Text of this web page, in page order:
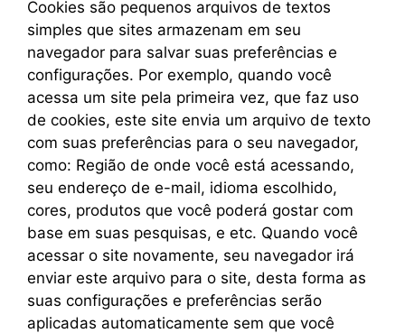
Cookies são pequenos arquivos de textos
simples que sites armazenam em seu
navegador para salvar suas preferências e
configurações. Por exemplo, quando você
acessa um site pela primeira vez, que faz uso
de cookies, este site envia um arquivo de texto
com suas preferências para o seu navegador,
como: Região de onde você está acessando,
seu endereço de e-mail, idioma escolhido,
cores, produtos que você poderá gostar com
base em suas pesquisas, e etc. Quando você
acessar o site novamente, seu navegador irá
enviar este arquivo para o site, desta forma as
suas configurações e preferências serão
aplicadas automaticamente sem que você